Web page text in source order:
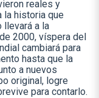
reales y
la historia que
llevará a la
2000, víspera del
cambiará para
hasta que la
a nuevos
original, logre
para contarlo.